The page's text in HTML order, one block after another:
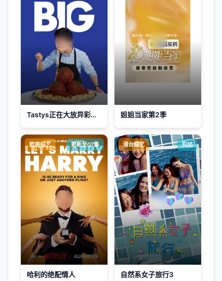
Tastys正在大放异彩第二季 姐姐当家第2季
欧美综艺 更新至07集
哈利的绝配情人
港台综艺 完结
自然系女子旅行3